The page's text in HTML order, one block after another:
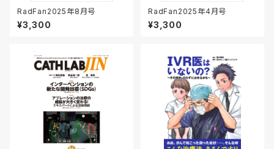
RadFan2025年8月号
¥3,300
RadFan2025年4月号
¥3,300